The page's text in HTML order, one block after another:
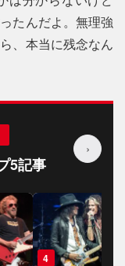
たんだよ。無理強
、本当に残念なん
5記事
›
5